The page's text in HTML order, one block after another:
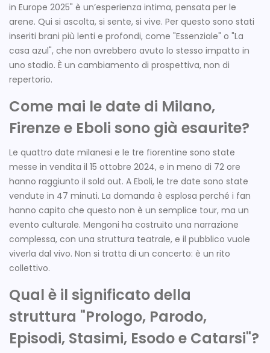
in Europe 2025" è un’esperienza intima, pensata per le
arene. Qui si ascolta, si sente, si vive. Per questo sono stati
inseriti brani più lenti e profondi, come "Essenziale" o "La
casa azul", che non avrebbero avuto lo stesso impatto in
uno stadio. È un cambiamento di prospettiva, non di
repertorio.
Come mai le date di Milano,
Firenze e Eboli sono già esaurite?
Le quattro date milanesi e le tre fiorentine sono state
messe in vendita il 15 ottobre 2024, e in meno di 72 ore
hanno raggiunto il sold out. A Eboli, le tre date sono state
vendute in 47 minuti. La domanda è esplosa perché i fan
hanno capito che questo non è un semplice tour, ma un
evento culturale. Mengoni ha costruito una narrazione
complessa, con una struttura teatrale, e il pubblico vuole
viverla dal vivo. Non si tratta di un concerto: è un rito
collettivo.
Qual è il significato della
struttura "Prologo, Parodo,
Episodi, Stasimi, Esodo e Catarsi"?